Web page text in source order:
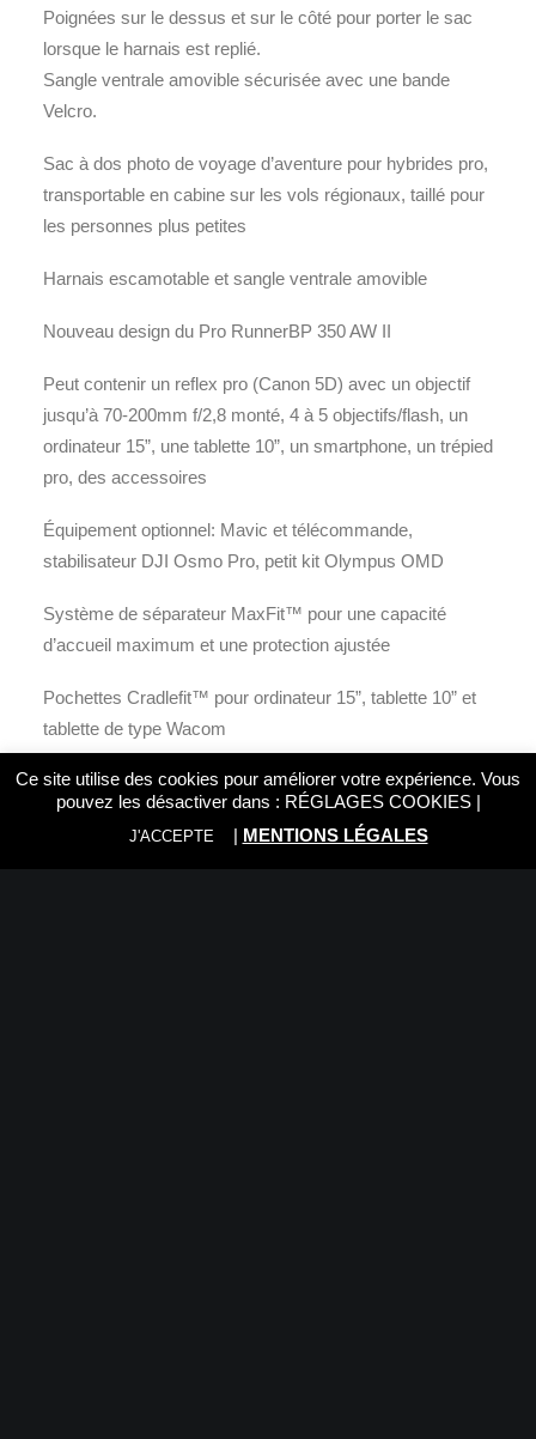
Poignées sur le dessus et sur le côté pour porter le sac
lorsque le harnais est replié.
Sangle ventrale amovible sécurisée avec une bande
Velcro.
Sac à dos photo de voyage d’aventure pour hybrides pro,
transportable en cabine sur les vols régionaux, taillé pour
les personnes plus petites
Harnais escamotable et sangle ventrale amovible
Nouveau design du Pro RunnerBP 350 AW II
Peut contenir un reflex pro (Canon 5D) avec un objectif
jusqu’à 70-200mm f/2,8 monté, 4 à 5 objectifs/flash, un
ordinateur 15”, une tablette 10”, un smartphone, un trépied
pro, des accessoires
Équipement optionnel: Mavic et télécommande,
stabilisateur DJI Osmo Pro, petit kit Olympus OMD
Système de séparateur MaxFit™ pour une capacité
d’accueil maximum et une protection ajustée
Pochettes Cradlefit™ pour ordinateur 15”, tablette 10” et
tablette de type Wacom
Boite de rangement de matériel pour câbles, batteries,
filtres, etc.
Poche latérale avec fermeture à glissière pour une
Ce site utilise des cookies pour améliorer votre expérience. Vous
pouvez les désactiver dans : RÉGLAGES COOKIES|
J'ACCEPTE | MENTIONS LÉGALES